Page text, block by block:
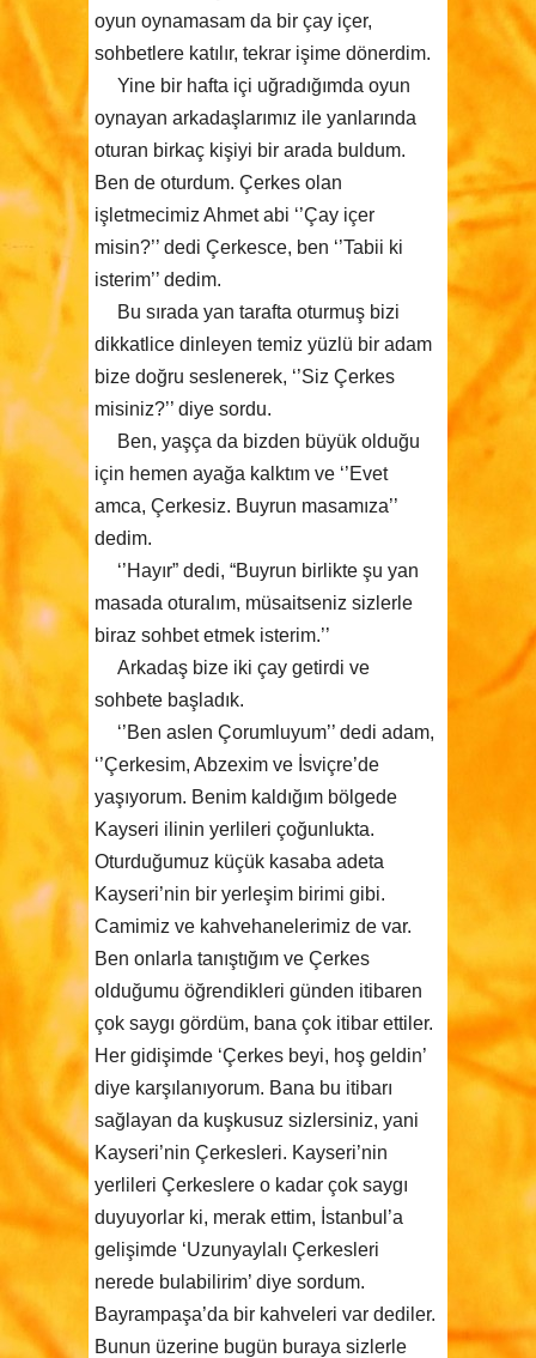
oyun oynamasam da bir çay içer,
sohbetlere katılır, tekrar işime dönerdim.
Yine bir hafta içi uğradığımda oyun
oynayan arkadaşlarımız ile yanlarında
oturan birkaç kişiyi bir arada buldum.
Ben de oturdum. Çerkes olan
işletmecimiz Ahmet abi ‘’Çay içer
misin?’’ dedi Çerkesce, ben ‘’Tabii ki
isterim’’ dedim.
Bu sırada yan tarafta oturmuş bizi
dikkatlice dinleyen temiz yüzlü bir adam
bize doğru seslenerek, ‘’Siz Çerkes
misiniz?’’ diye sordu.
Ben, yaşça da bizden büyük olduğu
için hemen ayağa kalktım ve ‘’Evet
amca, Çerkesiz. Buyrun masamıza’’
dedim.
‘’Hayır” dedi, “Buyrun birlikte şu yan
masada oturalım, müsaitseniz sizlerle
biraz sohbet etmek isterim.’’
Arkadaş bize iki çay getirdi ve
sohbete başladık.
‘’Ben aslen Çorumluyum’’ dedi adam,
‘’Çerkesim, Abzexim ve İsviçre’de
yaşıyorum. Benim kaldığım bölgede
Kayseri ilinin yerlileri çoğunlukta.
Oturduğumuz küçük kasaba adeta
Kayseri’nin bir yerleşim birimi gibi.
Camimiz ve kahvehanelerimiz de var.
Ben onlarla tanıştığım ve Çerkes
olduğumu öğrendikleri günden itibaren
çok saygı gördüm, bana çok itibar ettiler.
Her gidişimde ‘Çerkes beyi, hoş geldin’
diye karşılanıyorum. Bana bu itibarı
sağlayan da kuşkusuz sizlersiniz, yani
Kayseri’nin Çerkesleri. Kayseri’nin
yerlileri Çerkeslere o kadar çok saygı
duyuyorlar ki, merak ettim, İstanbul’a
gelişimde ‘Uzunyaylalı Çerkesleri
nerede bulabilirim’ diye sordum.
Bayrampaşa’da bir kahveleri var dediler.
Bunun üzerine bugün buraya sizlerle